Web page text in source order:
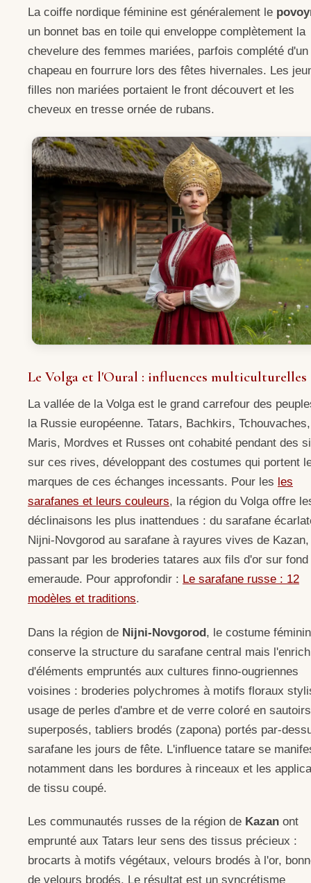
La coiffe nordique féminine est généralement le
un bonnet bas en toile qui enveloppe complètement la
chevelure des femmes mariées, parfois complété d'un
chapeau en fourrure lors des fêtes hivernales. Les
filles non mariées portaient le front découvert et les
cheveux en tresse ornée de rubans.
Le Volga et l'Oural : influences multiculturelles
La vallée de la Volga est le grand carrefour des
la Russie européenne. Tatars, Bachkirs, Tchouvaches,
Maris, Mordves et Russes ont cohabité pendant des
sur ces rives, développant des costumes qui portent
marques de ces échanges incessants. Pour les les
sarafanes et leurs couleurs, la région du Volga offre
déclinaisons les plus inattendues : du sarafane
Nijni-Novgorod au sarafane à rayures vives de
passant par les broderies tatares aux fils d'or sur
emeraude. Pour approfondir : Le sarafane russe : 12
modèles et traditions.
Dans la région de Nijni-Novgorod, le costume féminin
conserve la structure du sarafane central mais
d'éléments empruntés aux cultures finno-ougriennes
voisines : broderies polychromes à motifs floraux
usage de perles d'ambre et de verre coloré en sautoirs
superposés, tabliers brodés (zapona) portés par-
sarafane les jours de fête. L'influence tatare se
notamment dans les bordures à rinceaux et les
de tissu coupé.
Les communautés russes de la région de Kazan ont
emprunté aux Tatars leur sens des tissus précieux :
brocarts à motifs végétaux, velours brodés à l'or,
de velours brodés. Le résultat est un syncrétisme